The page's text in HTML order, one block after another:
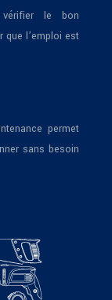
le bon
que l’emploi est
permet
sans besoin